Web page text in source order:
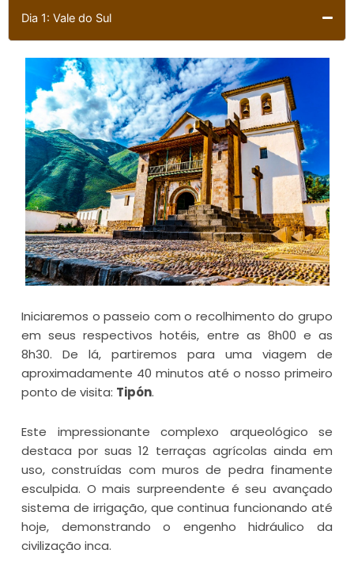
Dia 1: Vale do Sul
Iniciaremos o passeio com o recolhimento do grupo
em seus respectivos hotéis, entre as 8h00 e as
8h30. De lá, partiremos para uma viagem de
aproximadamente 40 minutos até o nosso primeiro
ponto de visita: Tipón.
Este impressionante complexo arqueológico se
destaca por suas 12 terraças agrícolas ainda em
uso, construídas com muros de pedra finamente
esculpida. O mais surpreendente é seu avançado
sistema de irrigação, que continua funcionando até
hoje, demonstrando o engenho hidráulico da
civilização inca.